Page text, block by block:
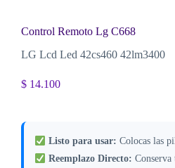
Control Remoto Lg C668
LG Lcd Led 42cs460 42lm3400
$ 14.100
Listo para usar: Colocas las
Reemplazo Directo: Conserva